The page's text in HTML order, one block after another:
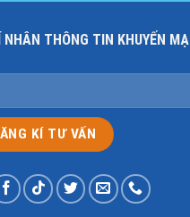
THÔNG TIN KHUYẾN MẠI